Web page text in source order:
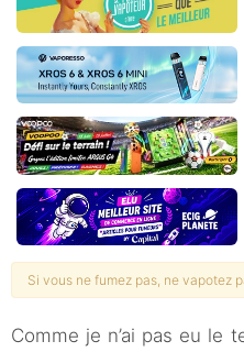
Si vous ne fumez pas, ne vapotez
Comme je n’ai pas eu le